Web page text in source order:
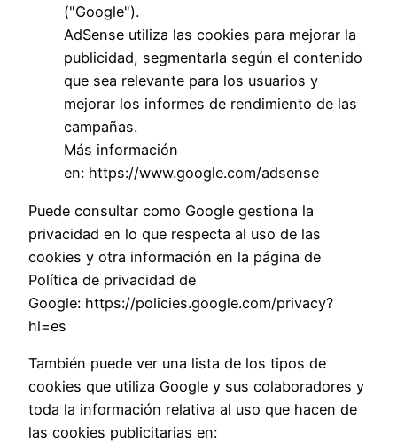
("Google").
AdSense utiliza las cookies para mejorar la
publicidad, segmentarla según el contenido
que sea relevante para los usuarios y
mejorar los informes de rendimiento de las
campañas.
Más información
en: https://www.google.com/adsense
Puede consultar como Google gestiona la
privacidad en lo que respecta al uso de las
cookies y otra información en la página de
Política de privacidad de
Google: https://policies.google.com/privacy?
hl=es
También puede ver una lista de los tipos de
cookies que utiliza Google y sus colaboradores y
toda la información relativa al uso que hacen de
las cookies publicitarias en: